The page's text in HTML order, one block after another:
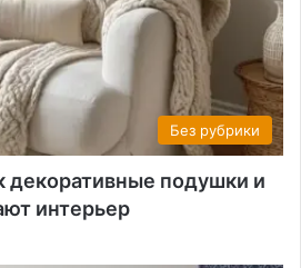
Без рубрики
декоративные подушки и
интерьер